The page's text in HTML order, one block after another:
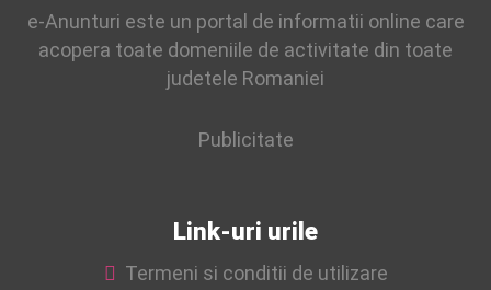
acces in scarile de bloc Măturat aleea din jurul blocului
Alte activitati specifice unei bune igienizari a imobilului
(curatat panza de paianjen,spalarea plintei etc) Sters
balustrade Stergerea de praf a tevilor de gaze; Golirea
presurilor – covoarelor de la intrarea din scara; Se vor
de intrare in apartamentele locatarilor Se vor sterge
geamurile de la intrare in incinta blocului; Curatat lift
e-Anunturi este un portal de informatii online care
acopera toate domeniile de activitate din toate
judetele Romaniei
Publicitate
Link-uri urile
Termeni si conditii de utilizare